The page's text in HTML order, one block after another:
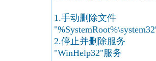
1.手动删除文件
2.停止并删除服务
"WinHelp32"服务